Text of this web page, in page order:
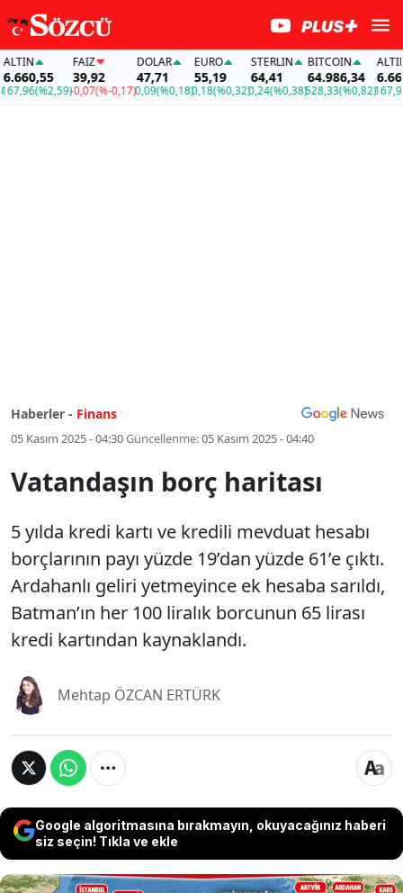
(%2,59)
FAİZ
39,92
-0,07(%-0,17)
DOLAR
47,71
0,09(%0,18)
EURO
55,19
0,18(%0,32)
STERLIN
64,41
0,24(%0,38)
BITCOIN
64.986,34
528,33(%0,82)
ALTIN
167,96
Haberler - Finans
05 Kasım 2025 - 04:30Güncellenme:05 Kasım 2025 - 04:40
Vatandaşın borç haritası
5 yılda kredi kartı ve kredili mevduat hesabı
borçlarının payı yüzde 19’dan yüzde 61’e çıktı.
Ardahanlı geliri yetmeyince ek hesaba sarıldı,
Batman’ın her 100 liralık borcunun 65 lirası
kredi kartından kaynaklandı.
Mehtap ÖZCAN ERTÜRK
Google algoritmasına bırakmayın, okuyacağınız haberi
siz seçin! Tıkla ve ekle